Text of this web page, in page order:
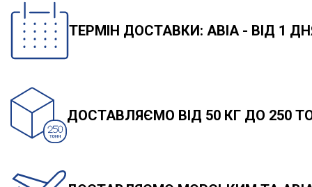
ТЕРМІН ДОСТАВКИ: АВІА - ВІД 1
ДОСТАВЛЯЄМО ВІД 50 КГ ДО 250